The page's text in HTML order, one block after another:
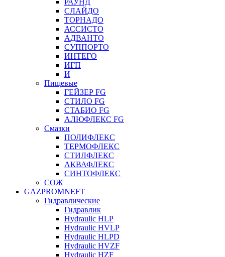
РАУНД
СЛАЙДО
ТОРНАДО
АССИСТО
АДВАНТО
СУППОРТО
ИНТЕГО
ИГП
И
Пищевые
ГЕЙЗЕР FG
СТИЛО FG
СТАБИО FG
АЛЮФЛЕКС FG
Смазки
ПОЛИФЛЕКС
ТЕРМОФЛЕКС
СТИЛФЛЕКС
АКВАФЛЕКС
СИНТОФЛЕКС
СОЖ
GAZPROMNEFT
Гидравлические
Гидравлик
Hydraulic HLP
Hydraulic HVLP
Hydraulic HLPD
Hydraulic HVZF
Hydraulic HZF